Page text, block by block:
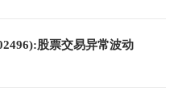
股票交易异常波动